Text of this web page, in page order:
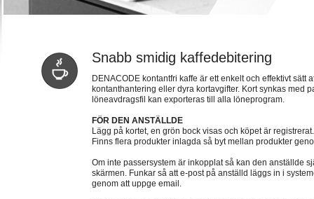
Snabb smidig kaffedebitering
DENACODE kontantfri kaffe är ett enkelt och effektivt sätt
kontanthantering eller dyra kortavgifter. Kort synkas med
löneavdragsfil kan exporteras till alla löneprogram.
FÖR DEN ANSTÄLLDE
Lägg på kortet, en grön bock visas och köpet är registrerat.
Finns flera produkter inlagda så byt mellan produkter
Om inte passersystem är inkopplat så kan den anställde
skärmen. Funkar så att e-post på anställd läggs in i
genom att uppge email.